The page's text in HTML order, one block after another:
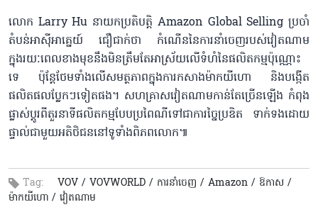
លោក Larry Hu នាយកប្រតិបត្តិ Amazon Global Selling ប្រចាំ
តំបន់អាស៊ីអាគ្នេយ៍ ជឿជាក់ថា កំណើននៃការនាំចេញរបស់វៀតណាម
ក្នុងរយៈពេលខាងមុខនឹងមិនត្រឹមតែអាស្រ័យលើទំហំនៃផលិតកម្មប៉ុណ្ណោះ
ទេ ប៉ុន្តែថែមទាំងលើសមត្ថភាពក្នុងការកសាងម៉ាកយីហោ និងបង្កើត
ផលិតផលប្លែកៗទៀត​ផង។ សហគ្រាសវៀតណាមកាន់តែច្រើន​ឡើង កំពុង
ផ្លាស់ប្តូរពីតួរនាទីផលិតកម្មបែបប្រពៃណីទៅជាការច្នៃប្រឌិត ទាក់​ទងដោយ
ផ្ទាល់ជាមួយ​អតិថិជន​នៅ​ទូទាំងពិភពលោក៕​
Tag: VOV / VOVWORLD / ការនាំចេញ / Amazon / ឱកាស /
ម៉ាកយីហោ / វៀតណាម